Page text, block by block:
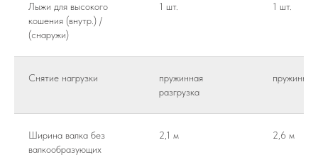
Лыжи для высокого
кошения (внутр.) /
(снаружи)
1 шт. 1 шт.
Снятие нагрузки
пружинная
разгрузка
Ширина валка без
валкообразующих
2,1 м 2,6 м